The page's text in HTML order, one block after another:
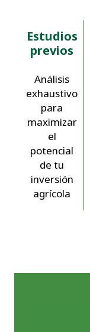
Estudios
previos
Análisis
exhaustivo
para
maximizar
el
potencial
de tu
inversión
agrícola